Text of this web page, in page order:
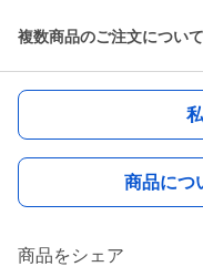
複数商品のご注文について
商品につ
商品をシェア